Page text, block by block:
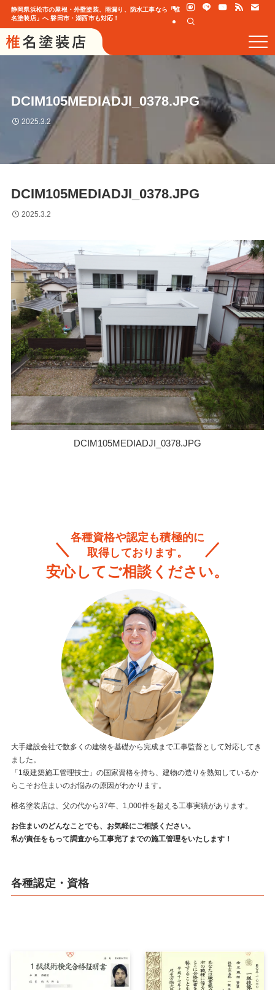
静岡県浜松市の屋根・外壁塗装、雨漏り、防水工事なら「椎
名塗装店」へ 磐田市・湖西市も対応！
DCIM105MEDIADJI_0378.JPG
2025.3.2
DCIM105MEDIADJI_0378.JPG
2025.3.2
DCIM105MEDIADJI_0378.JPG
各種資格や認定も積極的に
取得しております。
安心してご相談ください。
大手建設会社で数多くの建物を基礎から完成まで工事監督として対応してき
ました。
「1級建築施工管理技士」の国家資格を持ち、建物の造りを熟知しているか
らこそお住まいのお悩みの原因がわかります。
椎名塗装店は、父の代から37年、1,000件を超える工事実績があります。
お住まいのどんなことでも、お気軽にご相談ください。
私が責任をもって調査から工事完了までの施工管理をいたします！
各種認定・資格